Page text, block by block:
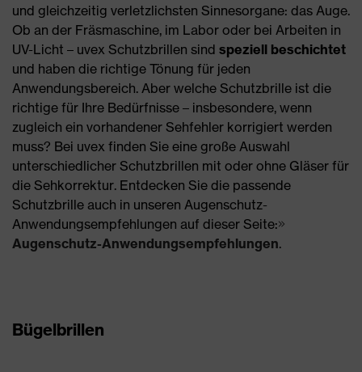
und gleichzeitig verletzlichsten Sinnesorgane: das Auge.
Ob an der Fräsmaschine, im Labor oder bei Arbeiten in
UV-Licht – uvex Schutzbrillen sind speziell beschichtet
und haben die richtige Tönung für jeden
Anwendungsbereich. Aber welche Schutzbrille ist die
richtige für Ihre Bedürfnisse – insbesondere, wenn
zugleich ein vorhandener Sehfehler korrigiert werden
muss? Bei uvex finden Sie eine große Auswahl
unterschiedlicher Schutzbrillen mit oder ohne Gläser für
die Sehkorrektur. Entdecken Sie die passende
Schutzbrille auch in unseren Augenschutz-
Anwendungsempfehlungen auf dieser Seite:
Augenschutz-Anwendungsempfehlungen.
Bügelbrillen